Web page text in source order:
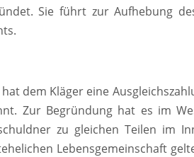
Sie führt zur Aufhebung
dem Kläger eine
Zur Begründung hat es im
zu gleichen Teilen im
Lebensgemeinschaft